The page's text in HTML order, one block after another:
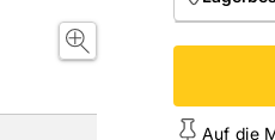
Auf die